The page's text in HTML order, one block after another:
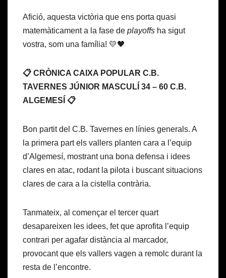
Afició, aquesta victòria que ens porta quasi
matemàticament a la fase de playoffs ha sigut
vostra, som una família! 💛🖤
📋 CRÒNICA CAIXA POPULAR C.B.
TAVERNES JÚNIOR MASCULÍ 34 – 60 C.B.
ALGEMESÍ 📋
Bon partit del C.B. Tavernes en línies generals. A
la primera part els vallers planten cara a l’equip
d’Algemesí, mostrant una bona defensa i idees
clares en atac, rodant la pilota i buscant situacions
clares de cara a la cistella contrària.
Tanmateix, al començar el tercer quart
desapareixen les idees, fet que aprofita l’equip
contrari per agafar distància al marcador,
provocant que els vallers vagen a remolc durant la
resta de l’encontre.